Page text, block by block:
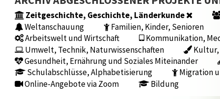
Zeitgeschichte, Geschichte, Länderkunde
Weltanschauung
Familien, Kinder, Senioren
Arbeitswelt und Wirtschaft
Kommunikation,
Umwelt, Technik, Naturwissenschaften
Kultur,
Gesundheit, Ernährung und Soziales Miteinander
Schulabschlüsse, Alphabetisierung
Migration
Online-Angebote via Zoom
Bildung